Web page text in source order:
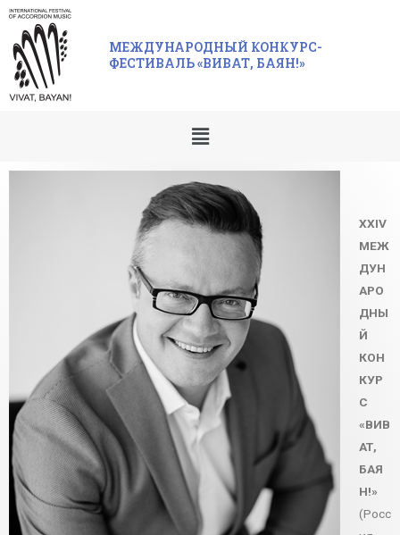
МЕЖДУНАРОДНЫЙ КОНКУРС-
ФЕСТИВАЛЬ «ВИВАТ, БАЯН!»
XXIV
МЕЖ
ДУН
АРО
ДНЫ
Й
КОН
КУР
С
«ВИВ
АТ,
БАЯ
Н!»
(Росс